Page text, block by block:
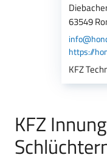
63549
https://
KFZ
KFZ